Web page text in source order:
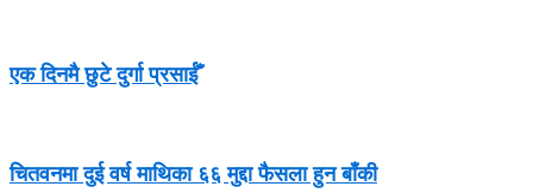
एक दिनमै छुटे दुर्गा प्रसाईँ
चितवनमा दुई वर्ष माथिका ६६ मुद्दा फैसला हुन बाँकी